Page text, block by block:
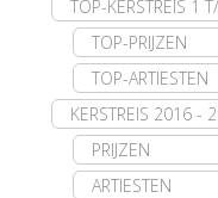
TOP-KERSTREIS 1
TOP-PRIJZEN
TOP-ARTIESTEN
KERSTREIS 2016 -
PRIJZEN
ARTIESTEN